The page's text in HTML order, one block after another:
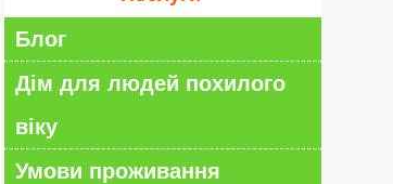
Блог
Дім для людей похилого
віку
Умови проживання